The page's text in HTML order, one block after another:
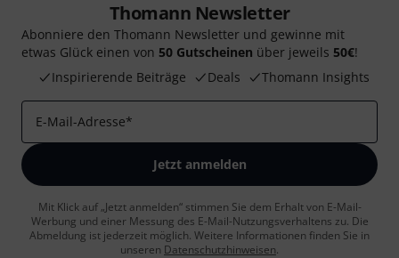
Thomann Newsletter
Abonniere den Thomann Newsletter und gewinne mit
etwas Glück einen von 50 Gutscheinen über jeweils 50€!
Inspirierende Beiträge
Deals Thomann Insights
E-Mail-Adresse*
Jetzt anmelden
Mit Klick auf „Jetzt anmelden“ stimmen Sie dem Erhalt von E-Mail-
Werbung und einer Messung des E-Mail-Nutzungsverhaltens zu. Die
Abmeldung ist jederzeit möglich. Weitere Informationen finden Sie in
unseren Datenschutzhinweisen.